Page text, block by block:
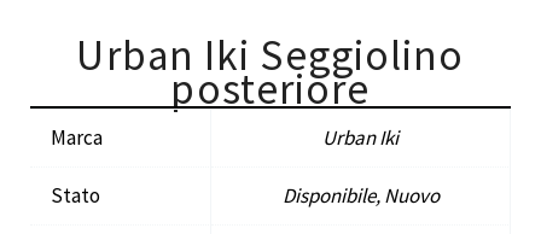
Urban Iki Seggiolino
posteriore
Marca Urban Iki
Stato Disponibile, Nuovo